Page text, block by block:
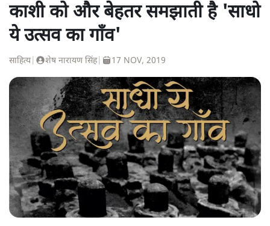
काशी को और बेहतर समझाती है 'साधो
ये उत्सव का गाँव'
साहित्य| शेष नारायण सिंह| 17 NOV, 2019